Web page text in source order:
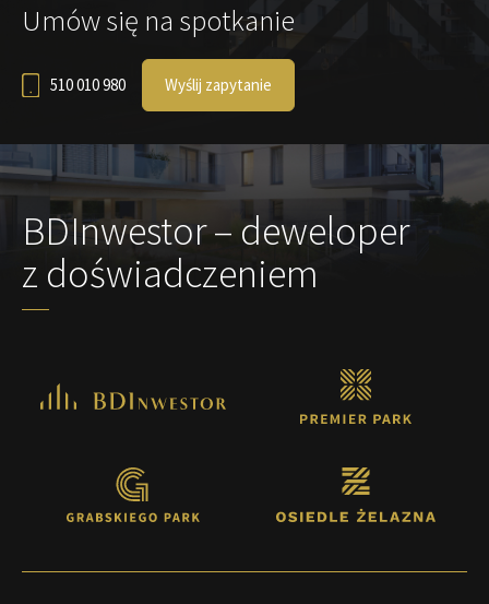
Umów się na spotkanie
510 010 980 Wyślij zapytanie
BDInwestor – deweloper
z doświadczeniem